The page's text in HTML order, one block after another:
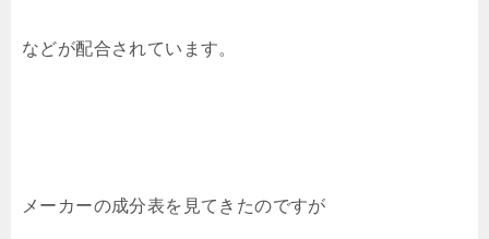
などが配合されています。
メーカーの成分表を見てきたのですが